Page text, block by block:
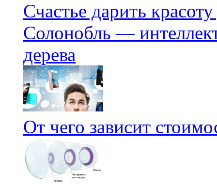
Счастье дарить
Солонобль —
дерева
От чего зависит